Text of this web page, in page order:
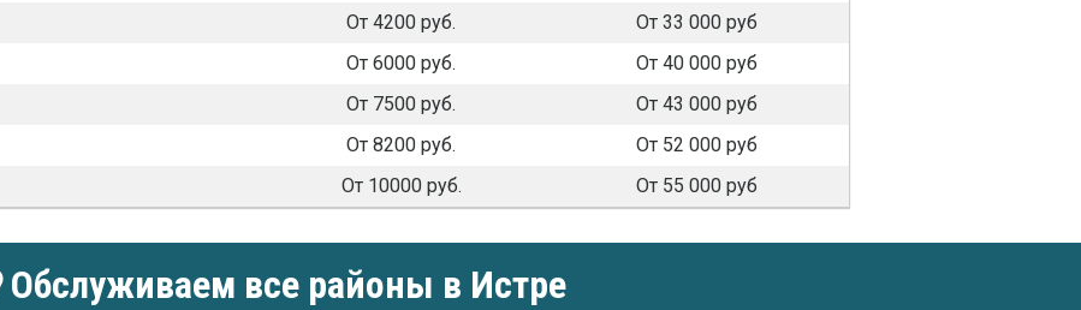
От 4200 руб.
От 33 000 руб
От 6000 руб.
От 40 000 руб
От 7500 руб.
От 43 000 руб
От 8200 руб.
От 52 000 руб
От 10000 руб. От 55 000 руб
Обслуживаем все районы в Истре